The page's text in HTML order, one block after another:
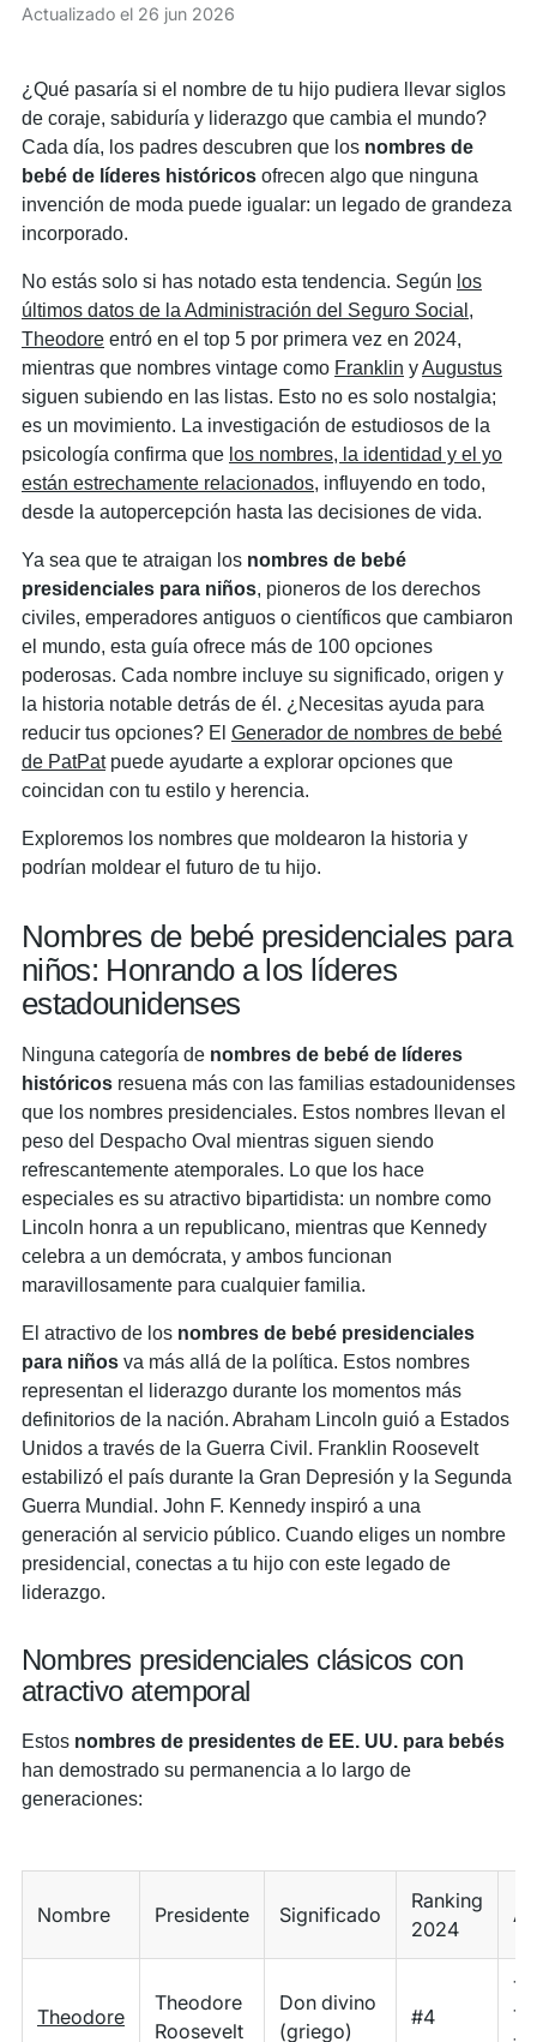
Actualizado el 26 jun 2026
¿Qué pasaría si el nombre de tu hijo pudiera llevar siglos
de coraje, sabiduría y liderazgo que cambia el mundo?
Cada día, los padres descubren que los nombres de
bebé de líderes históricos ofrecen algo que ninguna
invención de moda puede igualar: un legado de grandeza
incorporado.
No estás solo si has notado esta tendencia. Según los
últimos datos de la Administración del Seguro Social,
Theodore entró en el top 5 por primera vez en 2024,
mientras que nombres vintage como Franklin yAugustus
siguen subiendo en las listas. Esto no es solo nostalgia;
es un movimiento. La investigación de estudiosos de la
psicología confirma que los nombres, la identidad y el yo
están estrechamente relacionados, influyendo en todo,
desde la autopercepción hasta las decisiones de vida.
Ya sea que te atraigan los nombres de bebé
presidenciales para niños, pioneros de los derechos
civiles, emperadores antiguos o científicos que cambiaron
el mundo, esta guía ofrece más de 100 opciones
poderosas. Cada nombre incluye su significado, origen y
la historia notable detrás de él. ¿Necesitas ayuda para
reducir tus opciones? El Generador de nombres de bebé
de PatPatpuede ayudarte a explorar opciones que
coincidan con tu estilo y herencia.
Exploremos los nombres que moldearon la historia y
podrían moldear el futuro de tu hijo.
Nombres de bebé presidenciales para
niños: Honrando a los líderes
estadounidenses
Ninguna categoría de nombres de bebé de líderes
históricos resuena más con las familias estadounidenses
que los nombres presidenciales. Estos nombres llevan el
peso del Despacho Oval mientras siguen siendo
refrescantemente atemporales. Lo que los hace
especiales es su atractivo bipartidista: un nombre como
Lincoln honra a un republicano, mientras que Kennedy
celebra a un demócrata, y ambos funcionan
maravillosamente para cualquier familia.
El atractivo de los nombres de bebé presidenciales
para niños va más allá de la política. Estos nombres
representan el liderazgo durante los momentos más
definitorios de la nación. Abraham Lincoln guió a Estados
Unidos a través de la Guerra Civil. Franklin Roosevelt
estabilizó el país durante la Gran Depresión y la Segunda
Guerra Mundial. John F. Kennedy inspiró a una
generación al servicio público. Cuando eliges un nombre
presidencial, conectas a tu hijo con este legado de
liderazgo.
Nombres presidenciales clásicos con
atractivo atemporal
Estos nombres de presidentes de EE. UU. para bebés
han demostrado su permanencia a lo largo de
generaciones:
Nombre Presidente Significado
Ranking
2024
Theodore
Theodore
Roosevelt
Don divino
(griego)
#4